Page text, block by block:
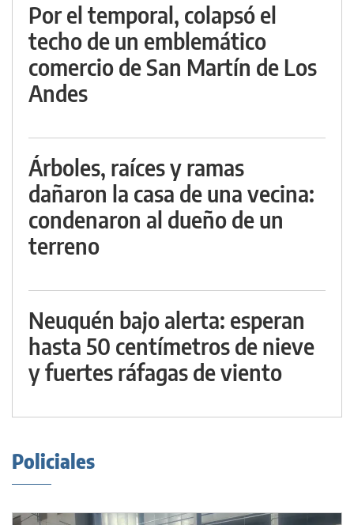
Por el temporal, colapsó el
techo de un emblemático
comercio de San Martín de Los
Andes
Árboles, raíces y ramas
dañaron la casa de una vecina:
condenaron al dueño de un
terreno
Neuquén bajo alerta: esperan
hasta 50 centímetros de nieve
y fuertes ráfagas de viento
Policiales